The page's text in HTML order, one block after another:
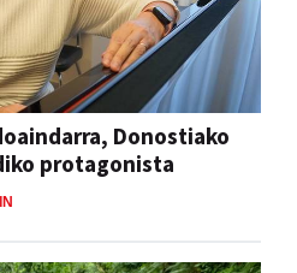
Donostiako
protagonista